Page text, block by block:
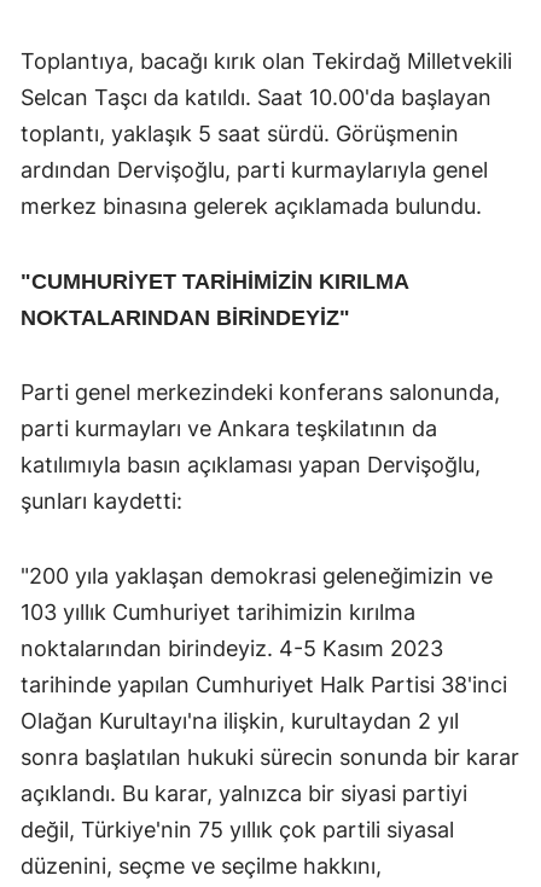
Toplantıya, bacağı kırık olan Tekirdağ Milletvekili
Selcan Taşcı da katıldı. Saat 10.00'da başlayan
toplantı, yaklaşık 5 saat sürdü. Görüşmenin
ardından Dervişoğlu, parti kurmaylarıyla genel
merkez binasına gelerek açıklamada bulundu.
"CUMHURİYET TARİHİMİZİN KIRILMA
NOKTALARINDAN BİRİNDEYİZ"
Parti genel merkezindeki konferans salonunda,
parti kurmayları ve Ankara teşkilatının da
katılımıyla basın açıklaması yapan Dervişoğlu,
şunları kaydetti:
"200 yıla yaklaşan demokrasi geleneğimizin ve
103 yıllık Cumhuriyet tarihimizin kırılma
noktalarından birindeyiz. 4-5 Kasım 2023
tarihinde yapılan Cumhuriyet Halk Partisi 38'inci
Olağan Kurultayı'na ilişkin, kurultaydan 2 yıl
sonra başlatılan hukuki sürecin sonunda bir karar
açıklandı. Bu karar, yalnızca bir siyasi partiyi
değil, Türkiye'nin 75 yıllık çok partili siyasal
düzenini, seçme ve seçilme hakkını,